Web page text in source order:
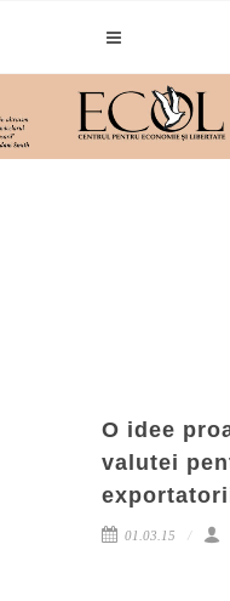
O idee
valutei
01.03.15